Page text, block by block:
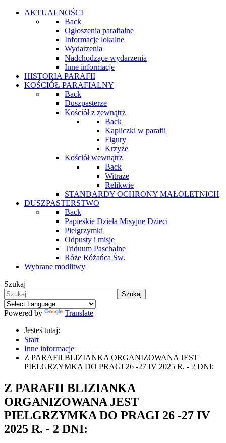
AKTUALNOŚCI
Back
Ogłoszenia parafialne
Informacje lokalne
Wydarzenia
Nadchodzące wydarzenia
Inne informacje
HISTORIA PARAFII
KOŚCIÓŁ PARAFIALNY
Back
Duszpasterze
Kościół z zewnątrz
Back
Kapliczki w parafii
Figury
Krzyże
Kościół wewnątrz
Back
Witraże
Relikwie
STANDARDY OCHRONY MAŁOLETNICH
DUSZPASTERSTWO
Back
Papieskie Dzieła Misyjne Dzieci
Pielgrzymki
Odpusty i misje
Triduum Paschalne
Róże Różańca Św.
Wybrane modlitwy
Szukaj
Szukaj
Powered by
Translate
Jesteś tutaj:
Start
Inne informacje
Z PARAFII BLIZIANKA ORGANIZOWANA JEST
PIELGRZYMKA DO PRAGI 26 -27 IV 2025 R. - 2 DNI:
Z PARAFII BLIZIANKA
ORGANIZOWANA JEST
PIELGRZYMKA DO PRAGI 26 -27 IV
2025 R. - 2 DNI: